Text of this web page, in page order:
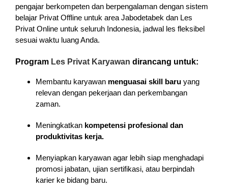
pengajar berkompeten dan berpengalaman dengan sistem
belajar Privat Offline untuk area Jabodetabek dan Les
Privat Online untuk seluruh Indonesia, jadwal les fleksibel
sesuai waktu luang Anda.
Program Les Privat Karyawan dirancang untuk:
Membantu karyawan menguasai skill baruyang
relevan dengan pekerjaan dan perkembangan
zaman.
Meningkatkan kompetensi profesional dan
produktivitas kerja.
Menyiapkan karyawan agar lebih siap menghadapi
promosi jabatan, ujian sertifikasi, atau berpindah
karier ke bidang baru.